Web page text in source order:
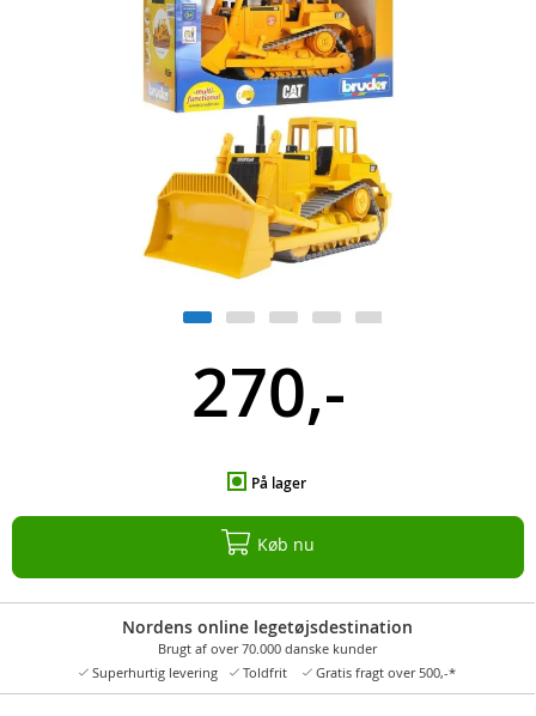
270,-
På lager
Køb nu
Nordens online legetøjsdestination
Brugt af over 70.000 danske kunder
Superhurtig levering
Toldfrit Gratis fragt over 500,-*